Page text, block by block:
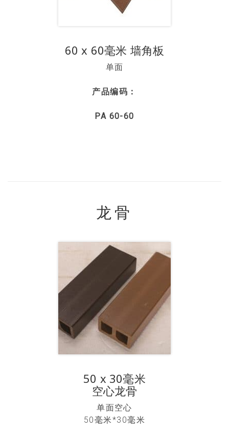
60 x 60毫米 墙角板
单面
产品编码：
PA 60-60
龙骨
50 x 30毫米
空心龙骨
单面空心
50毫米*30毫米